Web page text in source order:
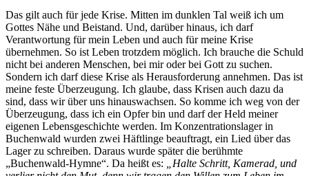
Das gilt auch für jede Krise. Mitten im dunklen Tal weiß ich um
Gottes Nähe und Beistand. Und, darüber hinaus, ich darf
Verantwortung für mein Leben und auch für meine Krise
übernehmen. So ist Leben trotzdem möglich. Ich brauche die Schuld
nicht bei anderen Menschen, bei mir oder bei Gott zu suchen.
Sondern ich darf diese Krise als Herausforderung annehmen. Das ist
meine feste Überzeugung. Ich glaube, dass Krisen auch dazu da
sind, dass wir über uns hinauswachsen. So komme ich weg von der
Überzeugung, dass ich ein Opfer bin und darf der Held meiner
eigenen Lebensgeschichte werden. Im Konzentrationslager in
Buchenwald wurden zwei Häftlinge beauftragt, ein Lied über das
Lager zu schreiben. Daraus wurde später die berühmte
„Buchenwald-Hymne“. Da heißt es:
„Halte Schritt, Kamerad, und